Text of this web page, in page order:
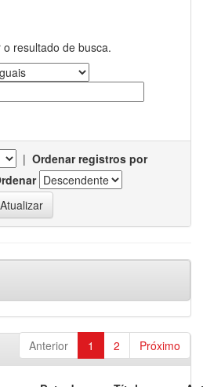
resultado de busca.
| Ordenar registros por
Anterior 1 2 Próximo